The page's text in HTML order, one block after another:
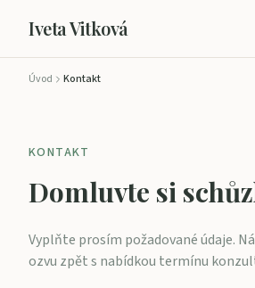
Iveta Vitková
Úvod Kontakt
KONTAKT
Domluvte si
Vyplňte prosím požadované údaje.
ozvu zpět s nabídkou termínu